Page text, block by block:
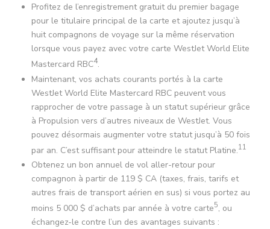
Profitez de l’enregistrement gratuit du premier bagage
pour le titulaire principal de la carte et ajoutez jusqu’à
huit compagnons de voyage sur la même réservation
lorsque vous payez avec votre carte WestJet World Elite
Mastercard RBC4.
Maintenant, vos achats courants portés à la carte
WestJet World Elite Mastercard RBC peuvent vous
rapprocher de votre passage à un statut supérieur grâce
à Propulsion vers d’autres niveaux de WestJet. Vous
pouvez désormais augmenter votre statut jusqu’à 50 fois
par an. C’est suffisant pour atteindre le statut Platine.11
Obtenez un bon annuel de vol aller-retour pour
compagnon à partir de 119 $ CA (taxes, frais, tarifs et
autres frais de transport aérien en sus) si vous portez au
moins 5 000 $ d’achats par année à votre carte5, ou
échangez-le contre l’un des avantages suivants :